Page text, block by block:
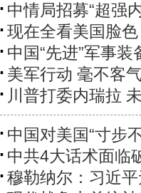
中情局招募“超强
现在全看美国脸
中国“先进”军事
美军行动 毫不客
川普打委内瑞拉
中国对美国“寸步
中共4大话术面临
穆勒纳尔：习近